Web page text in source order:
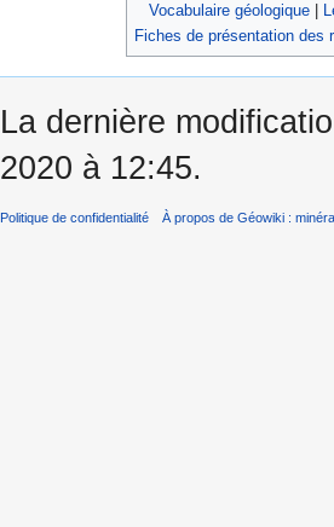
Vocabulaire géologique|
Fiches de présentation des
La dernière
2020 à 12:45.
Politique de confidentialité À propos de Géowiki :